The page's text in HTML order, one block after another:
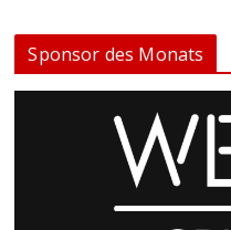
Sponsor des Monats